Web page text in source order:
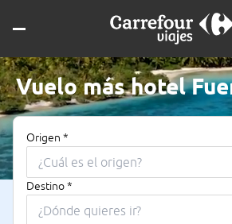
Vuelo más hotel
Origen *
Destino *